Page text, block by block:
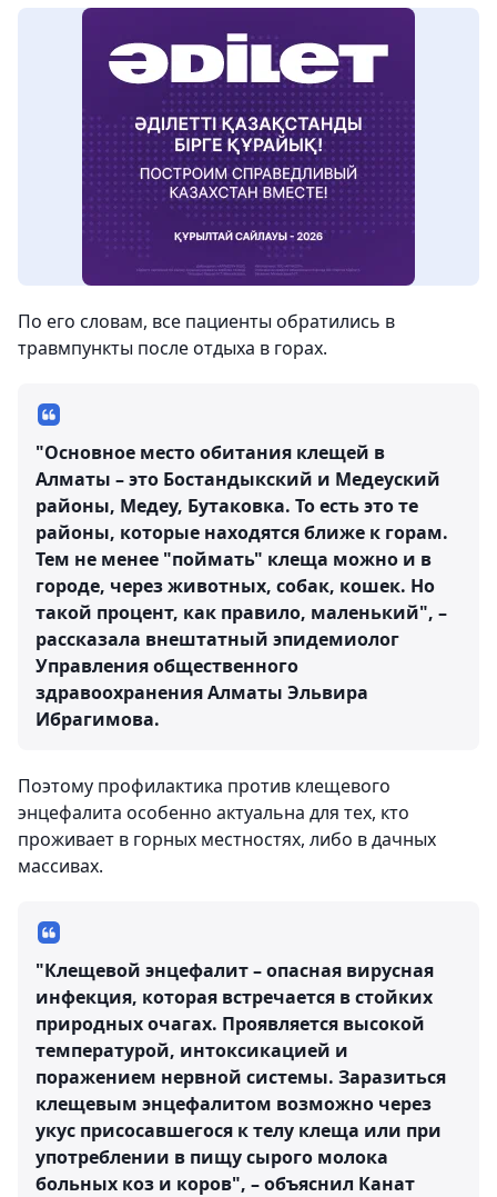
По его словам, все пациенты обратились в
травмпункты после отдыха в горах.
"Основное место обитания клещей в
Алматы – это Бостандыкский и Медеуский
районы, Медеу, Бутаковка. То есть это те
районы, которые находятся ближе к горам.
Тем не менее "поймать" клеща можно и в
городе, через животных, собак, кошек. Но
такой процент, как правило, маленький", –
рассказала внештатный эпидемиолог
Управления общественного
здравоохранения Алматы Эльвира
Ибрагимова.
Поэтому профилактика против клещевого
энцефалита особенно актуальна для тех, кто
проживает в горных местностях, либо в дачных
массивах.
"Клещевой энцефалит – опасная вирусная
инфекция, которая встречается в стойких
природных очагах. Проявляется высокой
температурой, интоксикацией и
поражением нервной системы. Заразиться
клещевым энцефалитом возможно через
укус присосавшегося к телу клеща или при
употреблении в пищу сырого молока
больных коз и коров", – объяснил Канат